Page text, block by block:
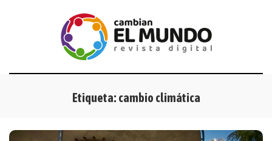
Etiqueta: cambio climática